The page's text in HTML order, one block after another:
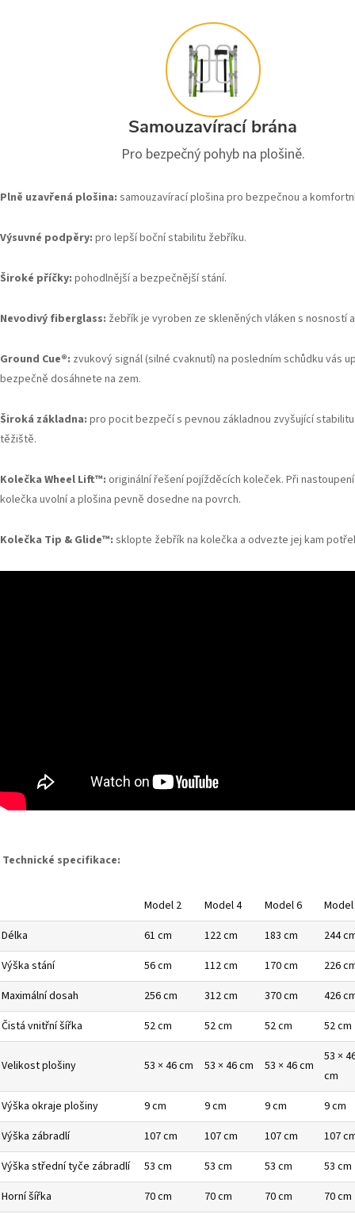
Samouzavírací brána
Pro bezpečný pohyb na plošině.
Plně uzavřená plošina: samouzavírací plošina pro bezpečnou a
Výsuvné podpěry: pro lepší boční stabilitu žebříku.
Široké příčky: pohodlnější a bezpečnější stání.
Nevodivý fiberglass: žebřík je vyroben ze skleněných vláken s nosností
Ground Cue®: zvukový signál (silné cvaknutí) na posledním schůdku vás
bezpečně dosáhnete na zem.
Široká základna: pro pocit bezpečí s pevnou základnou zvyšující
těžiště.
Kolečka Wheel Lift™: originální řešení pojížděcích koleček. Při
kolečka uvolní a plošina pevně dosedne na povrch.
Kolečka Tip & Glide™: sklopte žebřík na kolečka a odvezte jej kam
Technické specifikace:
Model 2 Model 4 Model 6
Délka
61 cm 122 cm 183 cm
244
Výška stání
56 cm 112 cm 170 cm
226
Maximální dosah
256 cm 312 cm 370 cm
426
Čistá vnitřní šířka
52 cm 52 cm 52 cm 52 cm
Velikost plošiny 53 × 46 cm 53 × 46 cm 53 × 46 cm
53 ×
cm
Výška okraje plošiny
9 cm 9 cm 9 cm
9 cm
Výška zábradlí
107 cm 107 cm 107 cm
107
Výška střední tyče zábradlí
53 cm 53 cm 53 cm
53 cm
Horní šířka
70 cm 70 cm 70 cm
70 cm